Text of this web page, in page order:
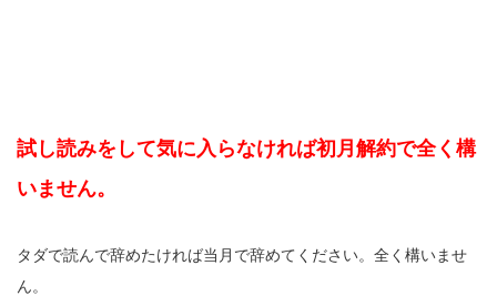
試し読みをして気に入らなければ初月解約で全く構
いません。
タダで読んで辞めたければ当月で辞めてください。全く構いませ
ん。